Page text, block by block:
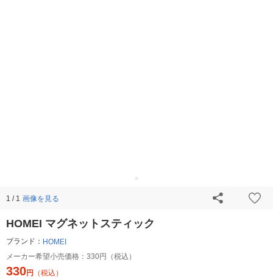
1 / 1 画像を見る
HOMEI マグネットスティック
ブランド： HOMEI
メーカー希望小売価格： 330円（税込）
330円 （税込）